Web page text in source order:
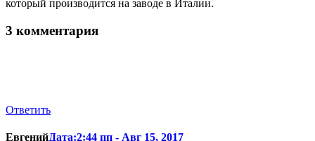
который производится на заводе в Италии.
3 комментария
Ответить
ЕвгенийДата:2:44 пп - Авг 15, 2017